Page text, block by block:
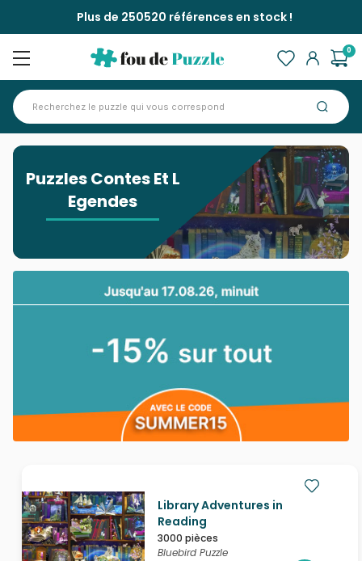
Plus de 250520 références en stock !
0
Puzzles Contes Et L
Egendes
Library Adventures in
Reading
3000 pièces
Bluebird Puzzle